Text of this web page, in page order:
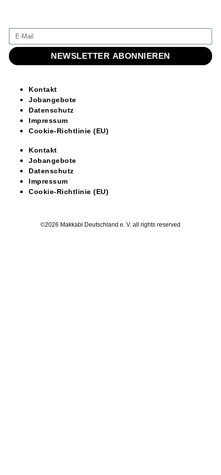
NEWSLETTER ABONNIEREN
©2026 Makkabi Deutschland e. V. all rights reserved
Kontakt
Jobangebote
Datenschutz
Impressum
Cookie-Richtlinie (EU)
Kontakt
Jobangebote
Datenschutz
Impressum
Cookie-Richtlinie (EU)